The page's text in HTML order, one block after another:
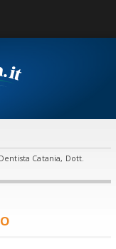
Dentista Catania, Dott.